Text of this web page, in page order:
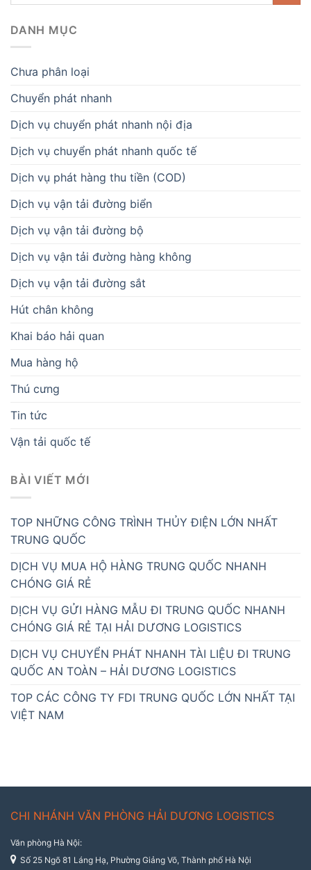
DANH MỤC
Chưa phân loại
Chuyển phát nhanh
Dịch vụ chuyển phát nhanh nội địa
Dịch vụ chuyển phát nhanh quốc tế
Dịch vụ phát hàng thu tiền (COD)
Dịch vụ vận tải đường biển
Dịch vụ vận tải đường bộ
Dịch vụ vận tải đường hàng không
Dịch vụ vận tải đường sắt
Hút chân không
Khai báo hải quan
Mua hàng hộ
Thú cưng
Tin tức
Vận tải quốc tế
BÀI VIẾT MỚI
TOP NHỮNG CÔNG TRÌNH THỦY ĐIỆN LỚN NHẤT
TRUNG QUỐC
DỊCH VỤ MUA HỘ HÀNG TRUNG QUỐC NHANH
CHÓNG GIÁ RẺ
DỊCH VỤ GỬI HÀNG MẪU ĐI TRUNG QUỐC NHANH
CHÓNG GIÁ RẺ TẠI HẢI DƯƠNG LOGISTICS
DỊCH VỤ CHUYỂN PHÁT NHANH TÀI LIỆU ĐI TRUNG
QUỐC AN TOÀN – HẢI DƯƠNG LOGISTICS
TOP CÁC CÔNG TY FDI TRUNG QUỐC LỚN NHẤT TẠI
VIỆT NAM
CHI NHÁNH VĂN PHÒNG HẢI DƯƠNG LOGISTICS
Văn phòng Hà Nội:
Số 25 Ngõ 81 Láng Hạ, Phường Giảng Võ, Thành phố Hà Nội